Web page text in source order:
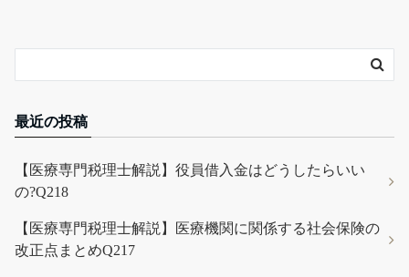
最近の投稿
【医療専門税理士解説】役員借入金はどうしたらいい
の?Q218
【医療専門税理士解説】医療機関に関係する社会保険の
改正点まとめQ217